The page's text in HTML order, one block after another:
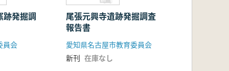
跡発掘調
員会
尾張元興寺遺跡発掘調査
報告書
愛知県名古屋市教育委員会
新刊 在庫なし